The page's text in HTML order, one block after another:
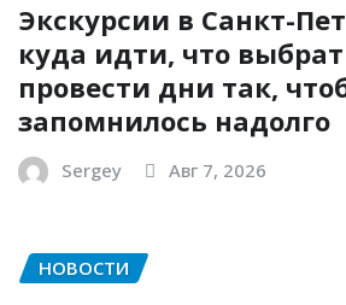
Экскурсии в Санкт-
куда идти, что
провести дни так,
запомнилось надолго
Sergey Авг 7, 2026
НОВОСТИ